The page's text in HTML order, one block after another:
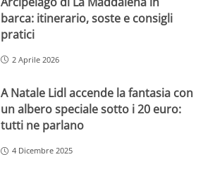
barca: itinerario, soste e consigli
pratici
2 Aprile 2026
A Natale Lidl accende la fantasia con
un albero speciale sotto i 20 euro:
tutti ne parlano
4 Dicembre 2025